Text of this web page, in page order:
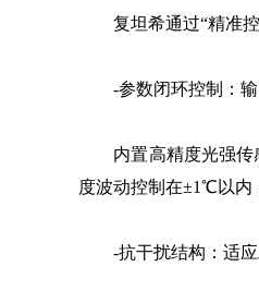
复坦希通过“精准控
-参数闭环控制：输
内置高精度光强传感
度波动控制在±1℃以内
-抗干扰结构：适应